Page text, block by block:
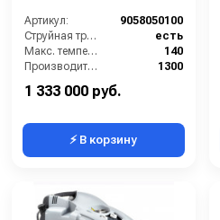
Артикул:
9058050100
Струйная трубка (копьё):
есть
Макс. температура горячей воды (°C):
140
Производительность (л/ч):
1300
1 333 000 руб.
⚡ В корзину